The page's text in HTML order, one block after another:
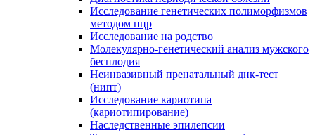
Исследование генетических полиморфизмов
методом пцр
Исследование на родство
Молекулярно-генетический анализ мужского
бесплодия
Неинвазивный пренатальный днк-тест
(нипт)
Исследование кариотипа
(кариотипирование)
Наследственные эпилепсии